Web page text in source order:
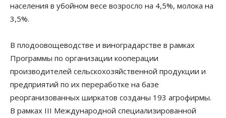
населения в убойном весе возросло на 4,5%, молока на
3,5%.
В плодоовощеводстве и виноградарстве в рамках
Программы по организации кооперации
производителей сельскохозяйственной продукции и
предприятий по их переработке на базе
реорганизованных ширкатов созданы 193 агрофирмы.
В рамках III Международной специализированной